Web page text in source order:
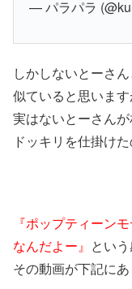
— パラパラ
しかしないとーさ
似ていると思います
実はないとーさん
ドッキリを仕掛けた
『ポップティーン
なんだよー』 とい
その動画が下記にあ